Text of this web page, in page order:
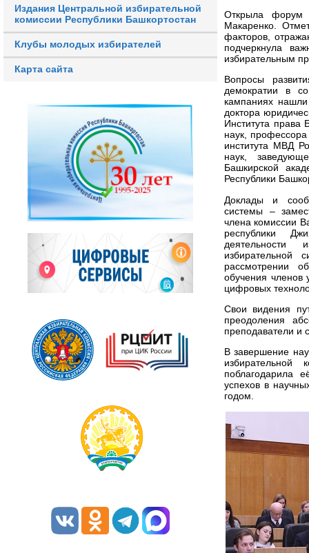
Издания Центральной избирательной
комиссии Республики Башкортостан
Клубы молодых избирателей
Карта сайта
Открыла форум
Макаренко.
факторов,
подчеркнула
избирательным
Вопросы
демократии в
кампаниях
доктора
Института права
наук,
института МВД
наук,
Башкирской
Республики
Доклады и
системы –
члена комиссии
республики
деятельности
избирательной
рассмотрении
обучения членов
цифровых
Свои видения
преодоления
преподаватели и
В завершение
избирательной
поблагодарила
успехов в
годом.